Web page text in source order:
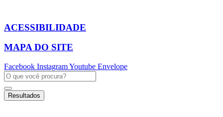
o
conteúdo
ACESSIBILIDADE
MAPA DO SITE
Facebook InstagramYoutube Envelope
Pesquisar
...
Resultados